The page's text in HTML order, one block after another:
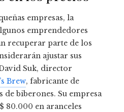
empresas, la
emprendedores
recuperar parte de los
ajustar sus
Suk, director
Brew, fabricante de
de biberones. Su empresa
80.000 en aranceles